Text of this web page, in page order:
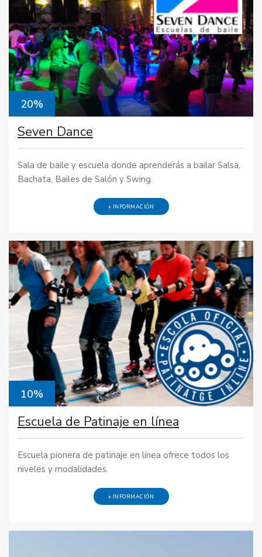
20%
Seven Dance
Sala de baile y escuela donde aprenderás a bailar Salsa,
Bachata, Bailes de Salón y Swing.
+ INFORMACIÓN
10%
Escuela de Patinaje en línea
Escuela pionera de patinaje en línea ofrece todos los
niveles y modalidades.
+ INFORMACIÓN